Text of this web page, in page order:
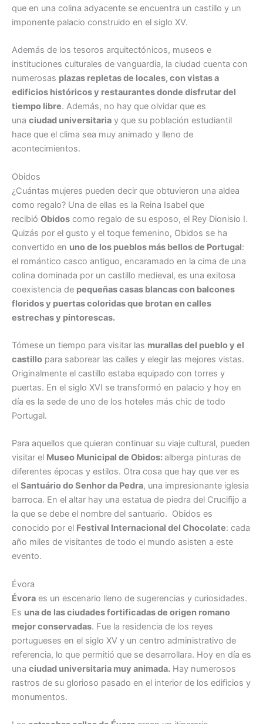
que en una colina adyacente se encuentra un castillo y un
imponente palacio construido en el siglo XV.
Además de los tesoros arquitectónicos, museos e
instituciones culturales de vanguardia, la ciudad cuenta con
numerosas plazas repletas de locales, con vistas a
edificios históricos y restaurantes donde disfrutar del
tiempo libre. Además, no hay que olvidar que es
una ciudad universitaria y que su población estudiantil
hace que el clima sea muy animado y lleno de
acontecimientos.
Obidos
¿Cuántas mujeres pueden decir que obtuvieron una aldea
como regalo? Una de ellas es la Reina Isabel que
recibió Obidos como regalo de su esposo, el Rey Dionisio I.
Quizás por el gusto y el toque femenino, Obidos se ha
convertido en uno de los pueblos más bellos de Portugal:
el romántico casco antiguo, encaramado en la cima de una
colina dominada por un castillo medieval, es una exitosa
coexistencia de pequeñas casas blancas con balcones
floridos y puertas coloridas que brotan en calles
estrechas y pintorescas.
Tómese un tiempo para visitar las murallas del pueblo y el
castillo para saborear las calles y elegir las mejores vistas.
Originalmente el castillo estaba equipado con torres y
puertas. En el siglo XVI se transformó en palacio y hoy en
día es la sede de uno de los hoteles más chic de todo
Portugal.
Para aquellos que quieran continuar su viaje cultural, pueden
visitar el Museo Municipal de Obidos:alberga pinturas de
diferentes épocas y estilos. Otra cosa que hay que ver es
el Santuário do Senhor da Pedra, una impresionante iglesia
barroca. En el altar hay una estatua de piedra del Crucifijo a
la que se debe el nombre del santuario. Obidos es
conocido por el Festival Internacional del Chocolate: cada
año miles de visitantes de todo el mundo asisten a este
evento.
Évora
Évora es un escenario lleno de sugerencias y curiosidades.
Es una de las ciudades fortificadas de origen romano
mejor conservadas. Fue la residencia de los reyes
portugueses en el siglo XV y un centro administrativo de
referencia, lo que permitió que se desarrollara. Hoy en día es
una ciudad universitaria muy animada. Hay numerosos
rastros de su glorioso pasado en el interior de los edificios y
monumentos.